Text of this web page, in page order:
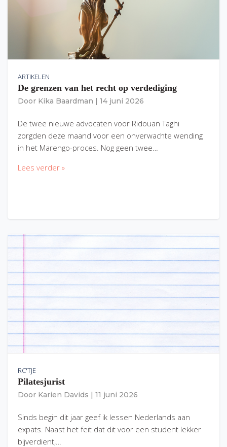
ARTIKELEN
De grenzen van het recht op verdediging
Door Kika Baardman 14 juni 2026
De twee nieuwe advocaten voor Ridouan Taghi
zorgden deze maand voor een onverwachte wending
in het Marengo-proces. Nog geen twee…
Lees verder »
RC'TJE
Pilatesjurist
Door Karien Davids 11 juni 2026
Sinds begin dit jaar geef ik lessen Nederlands aan
expats. Naast het feit dat dit voor een student lekker
bijverdient,…